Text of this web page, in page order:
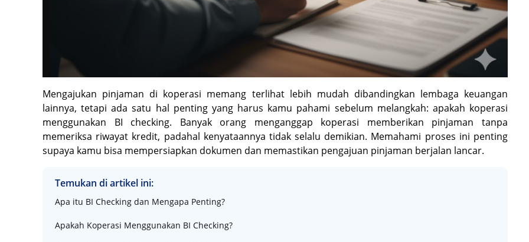
Mengajukan pinjaman di koperasi memang terlihat lebih mudah dibandingkan lembaga keuangan
lainnya, tetapi ada satu hal penting yang harus kamu pahami sebelum melangkah: apakah koperasi
menggunakan BI checking. Banyak orang menganggap koperasi memberikan pinjaman tanpa
memeriksa riwayat kredit, padahal kenyataannya tidak selalu demikian. Memahami proses ini penting
supaya kamu bisa mempersiapkan dokumen dan memastikan pengajuan pinjaman berjalan lancar.
Temukan di artikel ini:
Apa itu BI Checking dan Mengapa Penting?
Apakah Koperasi Menggunakan BI Checking?